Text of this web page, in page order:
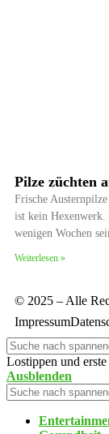
Pilze züchten
Frische
ist kein Hexenwerk.
wenigen Wochen
Weiterlesen »
© 2025 – Alle
Impressum
Lostippen und
Ausblenden